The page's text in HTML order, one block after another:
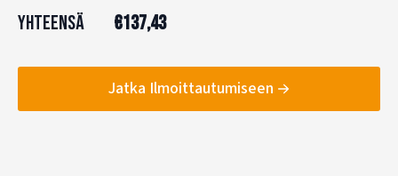
Yhteensä €137,43
Jatka Ilmoittautumiseen